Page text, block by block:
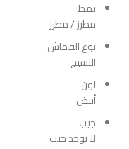
نمط
مطرز / مطرز
نوع القماش
النسيج
لون
أبيض
جيب
لا يوجد جيب